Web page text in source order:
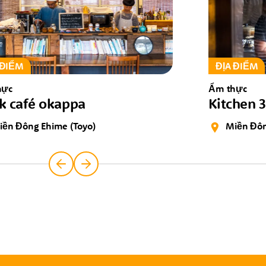
café okappa
Đông Ehime (Toyo)
ĐỊA ĐIỂM
Ẩm thực
Kitchen
Miền